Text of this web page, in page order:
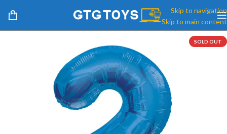
Skip to navigation
Skip to main content
SOLD OUT